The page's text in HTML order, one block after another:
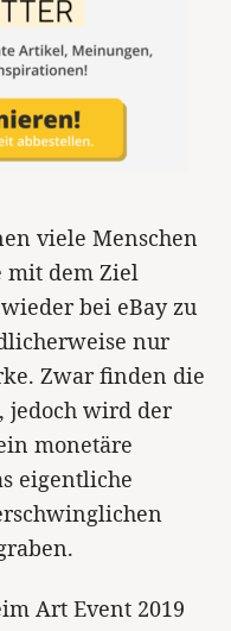
viele Menschen
mit dem Ziel
bei eBay zu
nur
Zwar finden die
jedoch wird der
monetäre
eigentliche
Art Event 2019